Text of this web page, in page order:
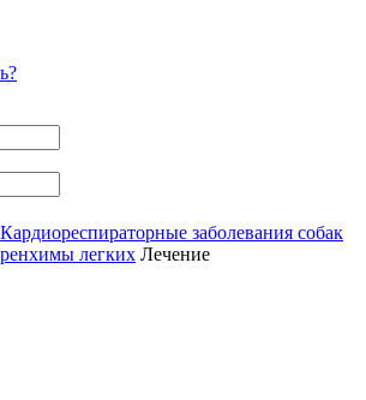
Кардиореспираторные заболевания собак
легких Лечение